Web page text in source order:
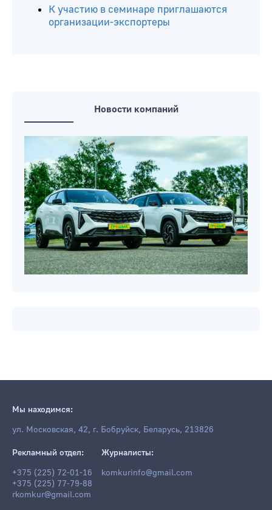
К участию в семинаре приглашаются
организации-экспортеры
Новости компаний
Мы находимся:
ул. Московская, 42, г. Бобруйск, Беларусь, 213826
Рекламный отдел:
+375 (225) 72-01-16
+375 (225) 77-79-88
rkomkur@gmail.com
Журналисты:
komkurinfo@gmail.com